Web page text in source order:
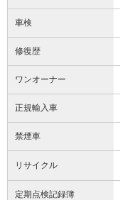
車検
修復歴
ワンオーナー
正規輸入車
禁煙車
リサイクル
定期点検記録簿